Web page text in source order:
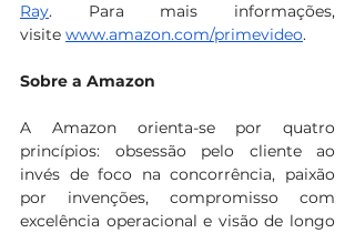
Ray. Para mais informações,
visite www.amazon.com/primevideo.
Sobre a Amazon
A Amazon orienta-se por quatro
princípios: obsessão pelo cliente ao
invés de foco na concorrência, paixão
por invenções, compromisso com
excelência operacional e visão de longo